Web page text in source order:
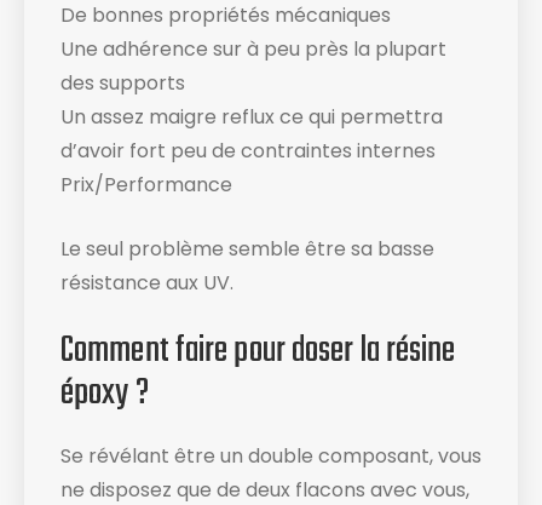
De bonnes propriétés mécaniques
Une adhérence sur à peu près la plupart
des supports
Un assez maigre reflux ce qui permettra
d’avoir fort peu de contraintes internes
Prix/Performance
Le seul problème semble être sa basse
résistance aux UV.
Comment faire pour doser la résine
époxy ?
Se révélant être un double composant, vous
ne disposez que de deux flacons avec vous,